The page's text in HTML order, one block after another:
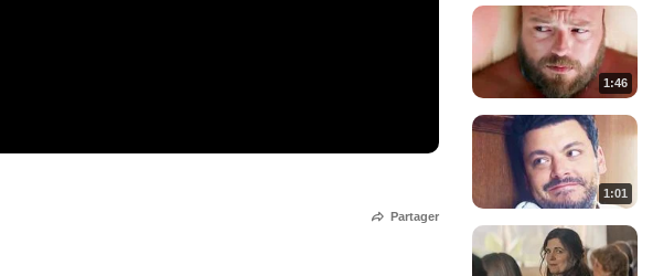
Partager
1:46
1:01